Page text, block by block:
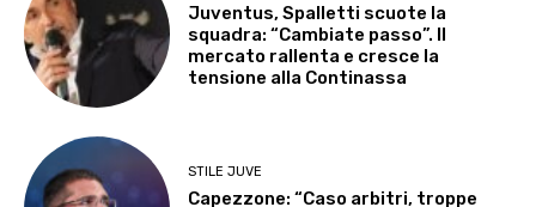
Juventus, Spalletti scuote la
squadra: “Cambiate passo”. Il
mercato rallenta e cresce la
tensione alla Continassa
STILE JUVE
Capezzone: “Caso arbitri, troppe